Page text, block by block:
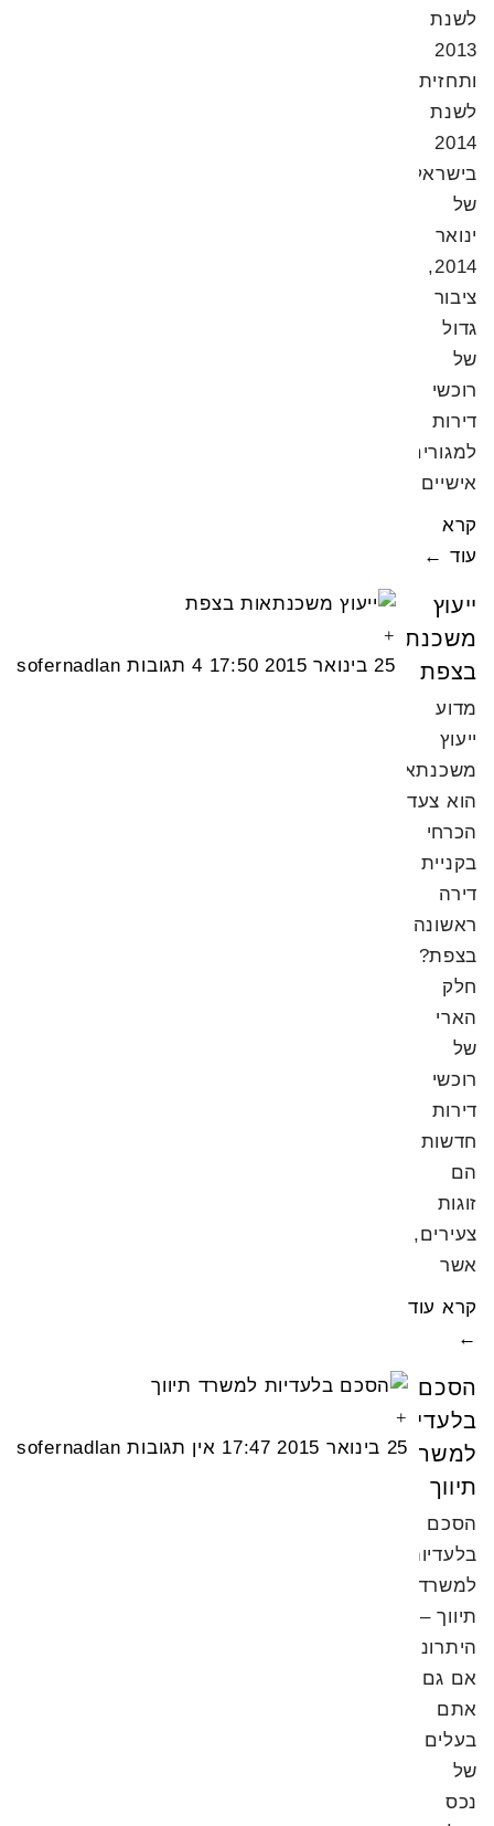
לשנת
2013
ותחזית
לשנת
2014
בישראל
של
ינואר
2014,
ציבור
גדול
של
רוכשי
דירות
למגורים
אישיים
קרא
עוד ←
25 בינואר 2015 17:50 4 תגובות sofernadlan
ייעוץ
משכנתאות
בצפת
מדוע
ייעוץ
משכנתאות
הוא צעד
הכרחי
בקניית
דירה
ראשונה
בצפת?
חלק
הארי
של
רוכשי
דירות
חדשות
הם
זוגות
צעירים,
אשר
קרא עוד
←
25 בינואר 2015 17:47 אין תגובות sofernadlan
הסכם
בלעדיות
למשרד
תיווך
הסכם
בלעדיות
למשרד
תיווך –
היתרונות!
אם גם
אתם
בעלים
של
נכס